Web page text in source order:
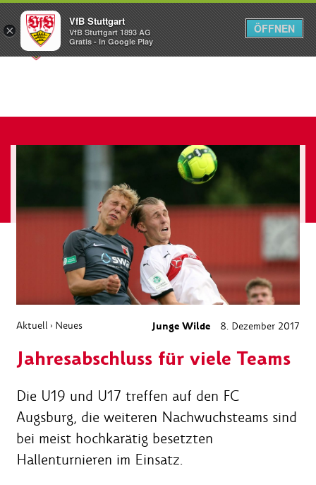
Menü
Aktuell › Neues Junge Wilde 8. Dezember 2017
Jahresabschluss für viele Teams
Die U19 und U17 treffen auf den FC
Augsburg, die weiteren Nachwuchsteams sind
bei meist hochkarätig besetzten
Hallenturnieren im Einsatz.
×
VfB Stuttgart
VfB Stuttgart 1893 AG
Gratis - In Google Play
ÖFFNEN